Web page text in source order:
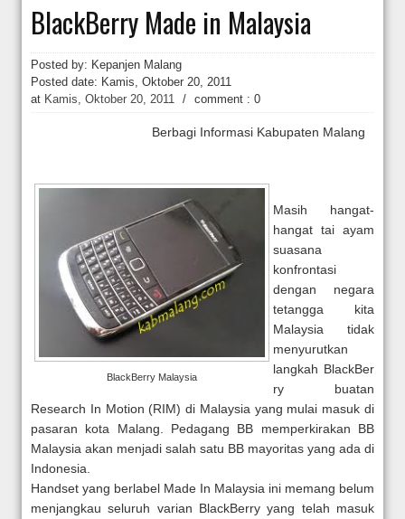
Orlando Gill Menjual Jerseynya untuk Membayar Tagihan Medis Bayi
Sidang Pra Peradilan Roy Suryo
BlackBerry Made in Malaysia
Posted by: Kepanjen Malang
Posted date: Kamis, Oktober 20, 2011
at Kamis, Oktober 20, 2011 / comment : 0
Berbagi Informasi Kabupaten Malang
BlackBerry Malaysia
Masih hangat-
hangat tai ayam
suasana
konfrontasi
dengan negara
tetangga kita
Malaysia tidak
menyurutkan
langkah BlackBer
ry buatan
Research In Motion (RIM) di Malaysia yang mulai masuk di
pasaran kota Malang. Pedagang BB memperkirakan BB
Malaysia akan menjadi salah satu BB mayoritas yang ada di
Indonesia.
Handset yang berlabel Made In Malaysia ini memang belum
menjangkau seluruh varian BlackBerry yang telah masuk